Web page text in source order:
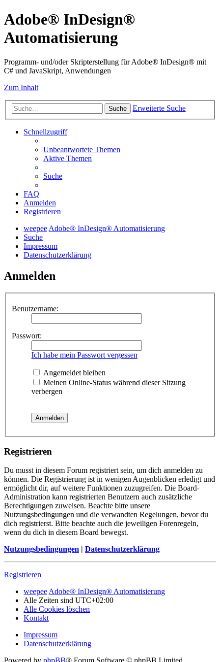
Adobe® InDesign®
Automatisierung
Programm- und/oder Skripterstellung für Adobe® InDesign® mit
C# und JavaSkript, Anwendungen
Zum Inhalt
Suche Erweiterte Suche
Schnellzugriff
Unbeantwortete Themen
Aktive Themen
Suche
FAQ
Anmelden
Registrieren
weepeeAdobe® InDesign® Automatisierung
Suche
Impressum
Datenschutzerklärung
Anmelden
Benutzername:
Passwort:
Ich habe mein Passwort vergessen
Angemeldet bleiben
Meinen Online-Status während dieser Sitzung
verbergen
Registrieren
Du musst in diesem Forum registriert sein, um dich anmelden zu
können. Die Registrierung ist in wenigen Augenblicken erledigt und
ermöglicht dir, auf weitere Funktionen zuzugreifen. Die Board-
Administration kann registrierten Benutzern auch zusätzliche
Berechtigungen zuweisen. Beachte bitte unsere
Nutzungsbedingungen und die verwandten Regelungen, bevor du
dich registrierst. Bitte beachte auch die jeweiligen Forenregeln,
wenn du dich in diesem Board bewegst.
Nutzungsbedingungen | Datenschutzerklärung
Registrieren
weepee Adobe® InDesign® Automatisierung
Alle Zeiten sind UTC+02:00
Alle Cookies löschen
Kontakt
Impressum
Datenschutzerklärung